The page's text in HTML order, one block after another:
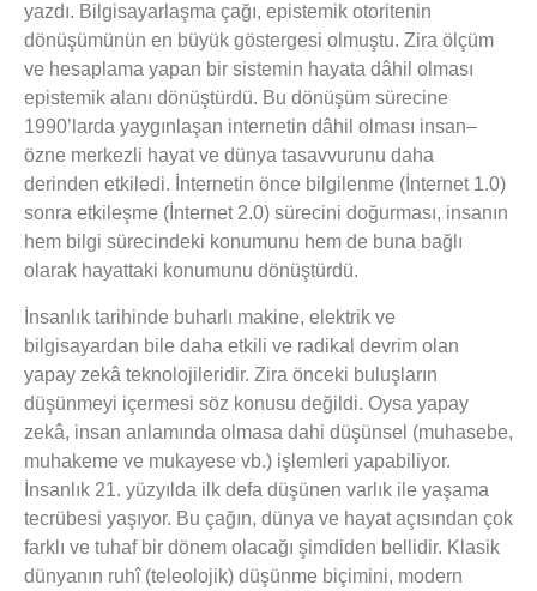
yazdı. Bilgisayarlaşma çağı, epistemik otoritenin
dönüşümünün en büyük göstergesi olmuştu. Zira ölçüm
ve hesaplama yapan bir sistemin hayata dâhil olması
epistemik alanı dönüştürdü. Bu dönüşüm sürecine
1990’larda yaygınlaşan internetin dâhil olması insan–
özne merkezli hayat ve dünya tasavvurunu daha
derinden etkiledi. İnternetin önce bilgilenme (İnternet 1.0)
sonra etkileşme (İnternet 2.0) sürecini doğurması, insanın
hem bilgi sürecindeki konumunu hem de buna bağlı
olarak hayattaki konumunu dönüştürdü.
İnsanlık tarihinde buharlı makine, elektrik ve
bilgisayardan bile daha etkili ve radikal devrim olan
yapay zekâ teknolojileridir. Zira önceki buluşların
düşünmeyi içermesi söz konusu değildi. Oysa yapay
zekâ, insan anlamında olmasa dahi düşünsel (muhasebe,
muhakeme ve mukayese vb.) işlemleri yapabiliyor.
İnsanlık 21. yüzyılda ilk defa düşünen varlık ile yaşama
tecrübesi yaşıyor. Bu çağın, dünya ve hayat açısından çok
farklı ve tuhaf bir dönem olacağı şimdiden bellidir. Klasik
dünyanın ruhî (teleolojik) düşünme biçimini, modern